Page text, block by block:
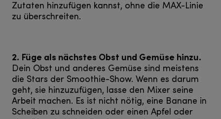
Zutaten hinzufügen kannst, ohne die MAX-Linie
zu überschreiten.
2. Füge als nächstes Obst und Gemüse hinzu.
Dein Obst und anderes Gemüse sind meistens
die Stars der Smoothie-Show. Wenn es darum
geht, sie hinzuzufügen, lasse den Mixer seine
Arbeit machen. Es ist nicht nötig, eine Banane in
Scheiben zu schneiden oder einen Apfel oder